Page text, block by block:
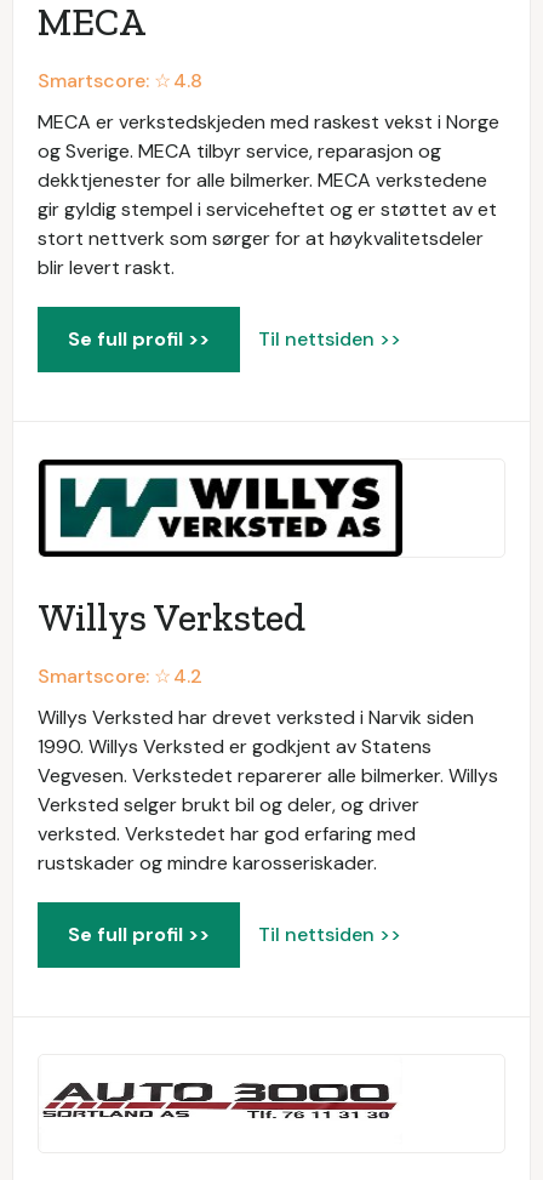
MECA
Smartscore: ☆4.8
MECA er verkstedskjeden med raskest vekst i Norge
og Sverige. MECA tilbyr service, reparasjon og
dekktjenester for alle bilmerker. MECA verkstedene
gir gyldig stempel i serviceheftet og er støttet av et
stort nettverk som sørger for at høykvalitetsdeler
blir levert raskt.
Se full profil >> Til nettsiden >>
Willys Verksted
Smartscore: ☆4.2
Willys Verksted har drevet verksted i Narvik siden
1990. Willys Verksted er godkjent av Statens
Vegvesen. Verkstedet reparerer alle bilmerker. Willys
Verksted selger brukt bil og deler, og driver
verksted. Verkstedet har god erfaring med
rustskader og mindre karosseriskader.
Se full profil >> Til nettsiden >>